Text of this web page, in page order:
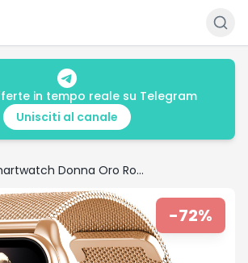
in tempo reale su Telegram
Unisciti al canale
Smartwatch Donna Oro Rosa – Recensione e Offerta al Minimo Storico
-72%